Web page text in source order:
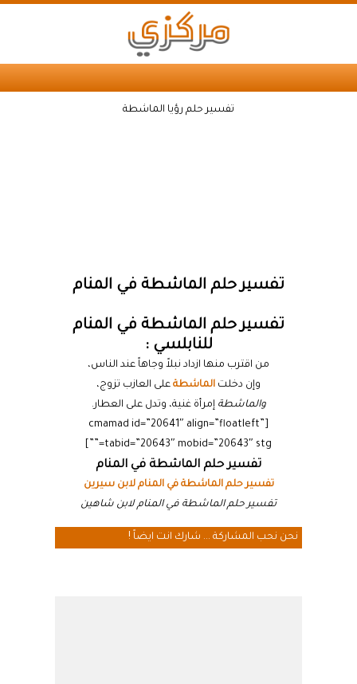
تفسير حلم رؤيا الماشطة
تفسير حلم الماشطة في المنام
تفسير حلم الماشطة في المنام
للنابلسي :
من اقترب منها ازداد نبلاً وجاهاً عند الناس،
وإن دخلت الماشطة على العازب تزوج،
والماشطة إمرأة غنية، وتدل على العطار.
[cmamad id=”20641″ align=”floatleft”
tabid=”20643″ mobid=”20643″ stg=””]
تفسير حلم الماشطة في المنام
تفسير حلم الماشطة في المنام لابن سيرين
تفسير حلم الماشطة في المنام لابن شاهين
نحن نحب المشاركة ... شارك انت ايضاً !